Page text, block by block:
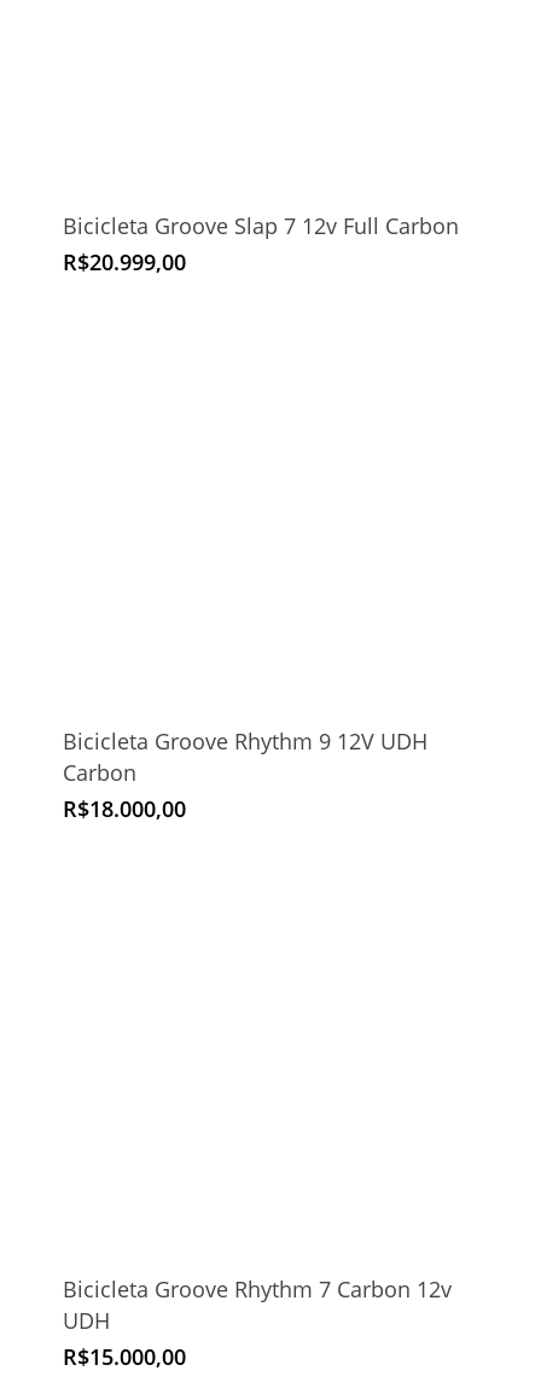
Bicicleta Groove Slap 7 12v Full Carbon
R$20.999,00
Bicicleta Groove Rhythm 9 12V UDH
Carbon
R$18.000,00
Bicicleta Groove Rhythm 7 Carbon 12v
UDH
R$15.000,00